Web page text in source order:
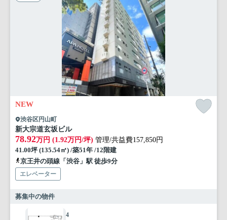
NEW
渋谷区円山町
新大宗道玄坂ビル
78.92万円 (1.92万円/坪) 管理/共益費157,850円
41.00坪 (135.54㎡) /築51年 /12階建
京王井の頭線「渋谷」駅 徒歩9分
エレベーター
募集中の物件
4